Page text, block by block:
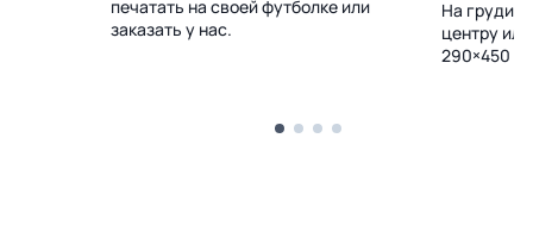
печатать на своей футболке или
заказать у нас.
На груди,
центру
290×450